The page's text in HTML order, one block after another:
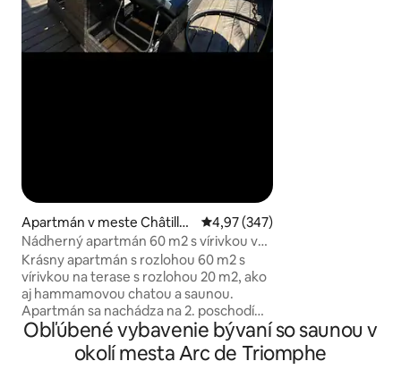
Apartmán v meste Châtillo
n
Priemerné ohodnotenie 4,97 z
4,97 (347)
Nádherný apartmán 60 m2 s vírivkou v
blízkosti Paríža
Krásny apartmán s rozlohou 60 m2 s
vírivkou na terase s rozlohou 20 m2, ako
aj hammamovou chatou a saunou.
Apartmán sa nachádza na 2. poschodí
jedného domu, vkusne zariadený, veľké
arkýřové okno s výhľadom na terasu s
rozlohou 20 m ² s vírivkou, opaľovacím a
Obľúbené vybavenie bývaní so saunou v
okolí mesta Arc de Triomphe